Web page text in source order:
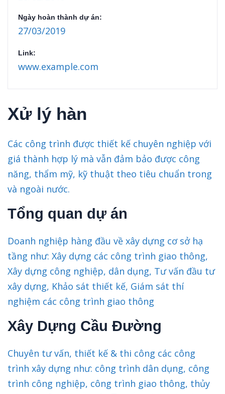
Ngày hoàn thành dự án:
27/03/2019
Link:
www.example.com
Xử lý hàn
Các công trình được thiết kế chuyên nghiệp với
giá thành hợp lý mà vẫn đảm bảo được công
năng, thẩm mỹ, kỹ thuật theo tiêu chuẩn trong
và ngoài nước.
Tổng quan dự án
Doanh nghiệp hàng đầu về xây dựng cơ sở hạ
tầng như: Xây dựng các công trình giao thông,
Xây dựng công nghiệp, dân dụng, Tư vấn đầu tư
xây dựng, Khảo sát thiết kế, Giám sát thí
nghiệm các công trình giao thông
Xây Dựng Cầu Đường
Chuyên tư vấn, thiết kế & thi công các công
trình xây dựng như: công trình dân dụng, công
trình công nghiệp, công trình giao thông, thủy